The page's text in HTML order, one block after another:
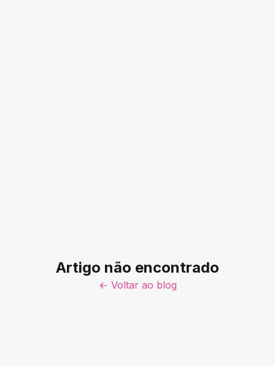
Artigo não encontrado
← Voltar ao blog